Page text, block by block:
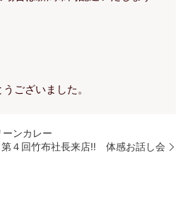
ございました。
ーンカレー
第４回竹布社長来店‼ 体感お話し会